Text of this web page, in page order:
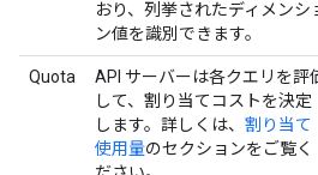
おり、列挙されたディメンシ
ン値を識別できます。
Quota
API サーバーは各クエリを評
して、割り当てコストを決定
します。詳しくは、 割り当て
使用量のセクションをご覧く